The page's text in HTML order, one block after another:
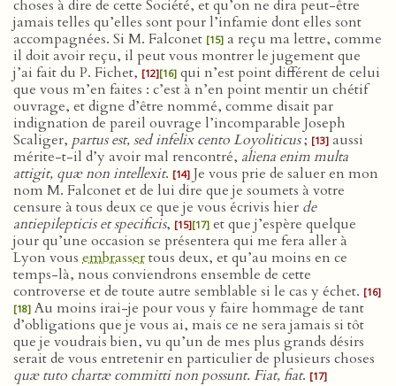
choses à dire de cette Société, et qu’on ne dira peut-être
jamais telles qu’elles sont pour l’infamie dont elles sont
accompagnées. Si M. Falconet [15] a reçu ma lettre, comme
il doit avoir reçu, il peut vous montrer le jugement que
j’ai fait du P. Fichet, [12][16] qui n’est point différent de celui
que vous m’en faites : c’est à n’en point mentir un chétif
ouvrage, et digne d’être nommé, comme disait par
indignation de pareil ouvrage l’incomparable Joseph
Scaliger, partus est, sed infelix cento Loyoliticus; [13] aussi
mérite-t-il d’y avoir mal rencontré, aliena enim multa
attigit, quæ non intellexit. [14] Je vous prie de saluer en mon
nom M. Falconet et de lui dire que je soumets à votre
censure à tous deux ce que je vous écrivis hier de
antiepilepticis et specificis, [15][17] et que j’espère quelque
jour qu’une occasion se présentera qui me fera aller à
Lyon vous embrassertous deux, et qu’au moins en ce
temps-là, nous conviendrons ensemble de cette
controverse et de toute autre semblable si le cas y échet. [16]
[18] Au moins irai-je pour vous y faire hommage de tant
d’obligations que je vous ai, mais ce ne sera jamais si tôt
que je voudrais bien, vu qu’un de mes plus grands désirs
serait de vous entretenir en particulier de plusieurs choses
quæ tuto chartæ committi non possunt. Fiat, fiat. [17]